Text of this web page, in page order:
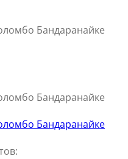
Бандаранайке
Бандаранайке
Бандаранайке